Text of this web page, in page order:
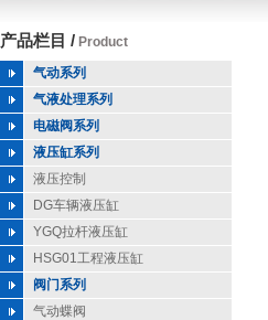
产品栏目 / Product
气动系列
气液处理系列
电磁阀系列
液压缸系列
液压控制
DG车辆液压缸
YGQ拉杆液压缸
HSG01工程液压缸
阀门系列
气动蝶阀